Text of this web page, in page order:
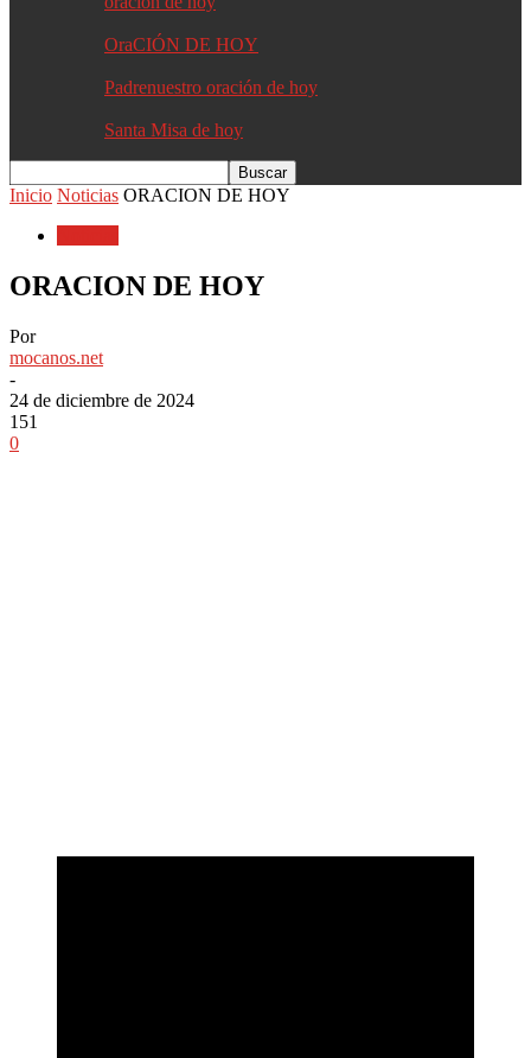
OraCIÓN DE HOY
Padrenuestro oración de hoy
Santa Misa de hoy
Inicio Noticias ORACION DE HOY
ORACION DE HOY
Por
mocanos.net
-
24 de diciembre de 2024
151
0